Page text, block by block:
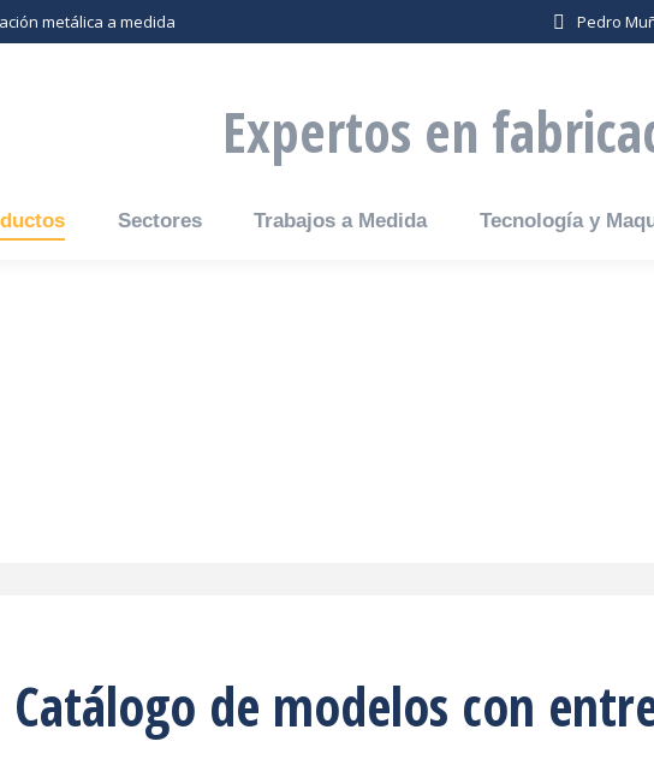
metálica a medida Pedro
Expertos en
Sectores Trabajos a Medida Tecnología y
Catálogo de modelos con